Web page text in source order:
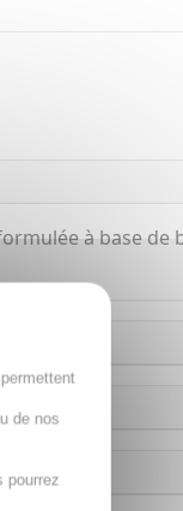
à base de
de nos
pourrez